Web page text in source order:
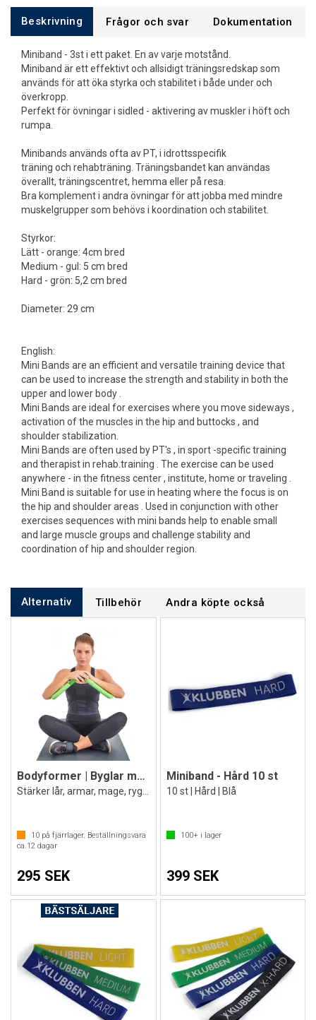
Beskrivning Frågor och svar Dokumentation
Miniband - 3st i ett paket. En av varje motstånd.
Miniband är ett effektivt och allsidigt träningsredskap som
används för att öka styrka och stabilitet i både under och
överkropp.
Perfekt för övningar i sidled - aktivering av muskler i höft och
rumpa.
Minibands används ofta av PT, i idrottsspecifik
träning och rehabträning. Träningsbandet kan användas
överallt, träningscentret, hemma eller på resa.
Bra komplement i andra övningar för att jobba med mindre
muskelgrupper som behövs i koordination och stabilitet.
Styrkor:
Lätt - orange: 4cm bred
Medium - gul: 5 cm bred
Hard - grön: 5,2 cm bred
Diameter: 29 cm
English:
Mini Bands are an efficient and versatile training device that
can be used to increase the strength and stability in both the
upper and lower body .
Mini Bands are ideal for exercises where you move sideways ,
activation of the muscles in the hip and buttocks , and
shoulder stabilization.
Mini Bands are often used by PT's , in sport -specific training
and therapist in rehab.training . The exercise can be used
anywhere - in the fitness center , institute, home or traveling .
Mini Band is suitable for use in heating where the focus is on
the hip and shoulder areas . Used in conjunction with other
exercises sequences with mini bands help to enable small
and large muscle groups and challenge stability and
coordination of hip and shoulder region.
Alternativ Tillbehör Andra köpte också
Bodyformer | Byglar med motstånd
10 på fjärrlager. Beställningsvara
ca.12 dagar
295 SEK
Miniband - Hård 10 st
10 st | Hård | Blå
100+i lager
399 SEK